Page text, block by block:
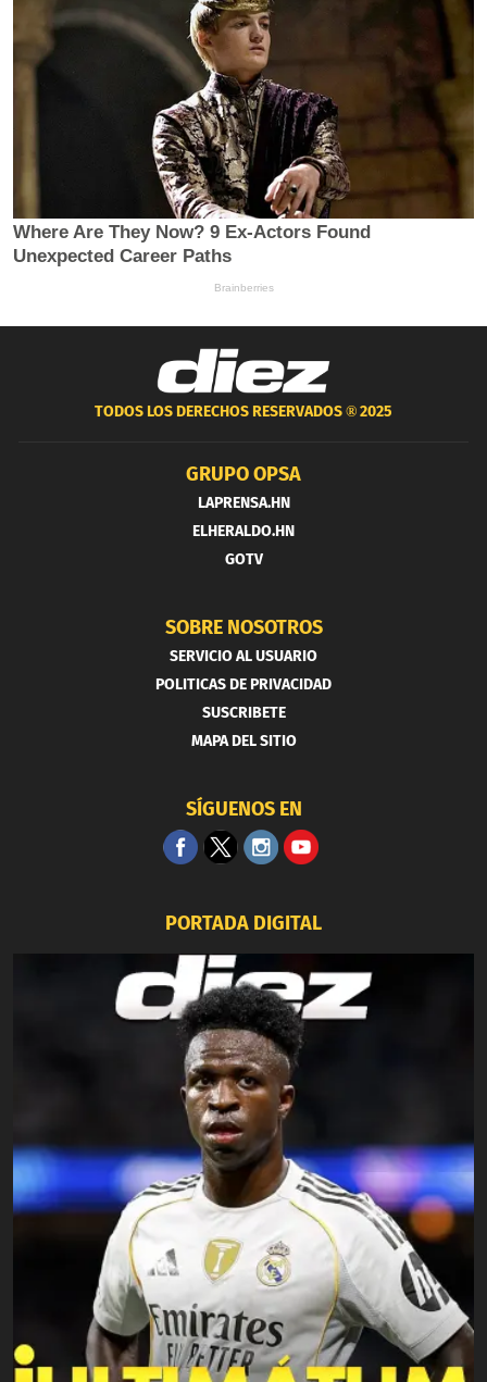
TODOS LOS DERECHOS RESERVADOS ®2025
GRUPO OPSA
LAPRENSA.HN
ELHERALDO.HN
GOTV
SOBRE NOSOTROS
SERVICIO AL USUARIO
POLITICAS DE PRIVACIDAD
SUSCRIBETE
MAPA DEL SITIO
SÍGUENOS EN
PORTADA DIGITAL